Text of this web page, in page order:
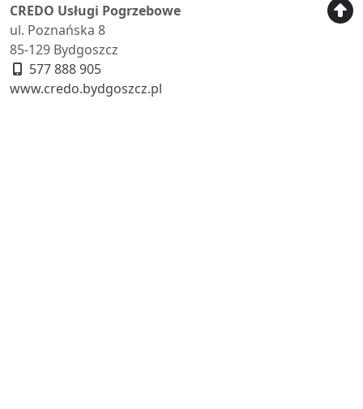
CREDO Usługi Pogrzebowe
ul. Poznańska 8
85-129 Bydgoszcz
577 888 905
www.credo.bydgoszcz.pl